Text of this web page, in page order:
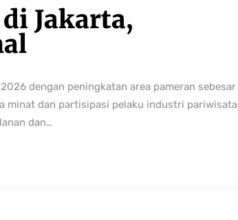
Jakarta,
dengan peningkatan area pameran sebesar
minat dan partisipasi pelaku industri pariwisata
dan…